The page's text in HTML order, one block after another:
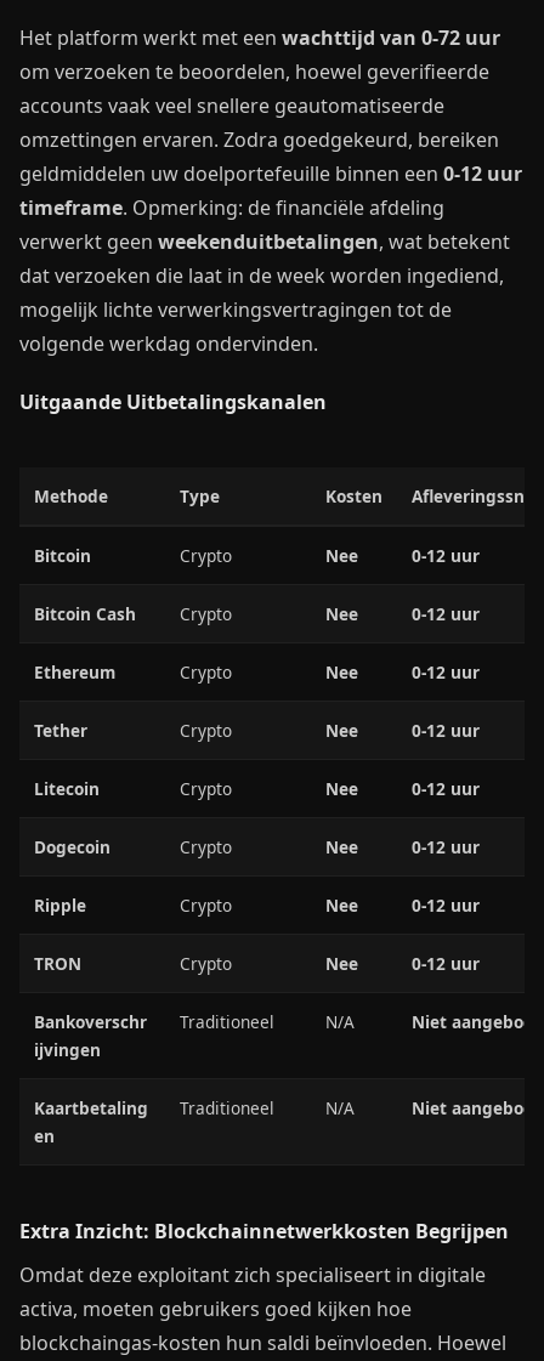
Het platform werkt met een wachttijd van 0-72 uur
om verzoeken te beoordelen, hoewel geverifieerde
accounts vaak veel snellere geautomatiseerde
omzettingen ervaren. Zodra goedgekeurd, bereiken
geldmiddelen uw doelportefeuille binnen een 0-12 uur
timeframe. Opmerking: de financiële afdeling
verwerkt geen weekenduitbetalingen, wat betekent
dat verzoeken die laat in de week worden ingediend,
mogelijk lichte verwerkingsvertragingen tot de
volgende werkdag ondervinden.
Uitgaande Uitbetalingskanalen
Methode Type Kosten
Bitcoin Crypto Nee 0-12 uur
Bitcoin Cash Crypto Nee 0-12 uur
Ethereum Crypto Nee 0-12 uur
Tether Crypto Nee 0-12 uur
Litecoin Crypto Nee 0-12 uur
Dogecoin Crypto Nee 0-12 uur
Ripple Crypto Nee 0-12 uur
TRON Crypto Nee 0-12 uur
Bankoverschr
ijvingen
Traditioneel N/A Niet
Kaartbetaling
en
Traditioneel N/A Niet
Extra Inzicht: Blockchainnetwerkkosten Begrijpen
Omdat deze exploitant zich specialiseert in digitale
activa, moeten gebruikers goed kijken hoe
blockchaingas-kosten hun saldi beïnvloeden. Hoewel